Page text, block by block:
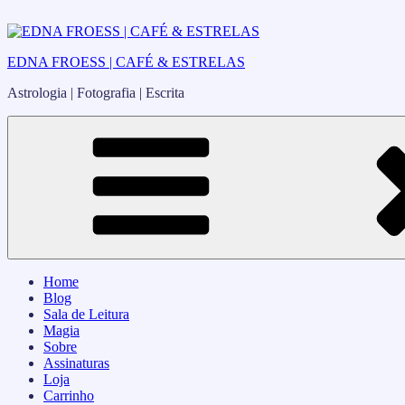
para
conteúdo
EDNA FROESS | CAFÉ & ESTRELAS
Astrologia | Fotografia | Escrita
Home
Blog
Sala de Leitura
Magia
Sobre
Assinaturas
Loja
Carrinho